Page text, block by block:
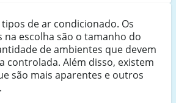
de ar condicionado. Os
escolha são o tamanho do
de ambientes que devem
controlada. Além disso, existem
são mais aparentes e outros